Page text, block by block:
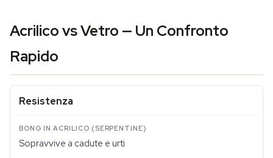
Acrilico vs Vetro — Un Confronto
Rapido
Resistenza
Sopravvive a cadute e urti